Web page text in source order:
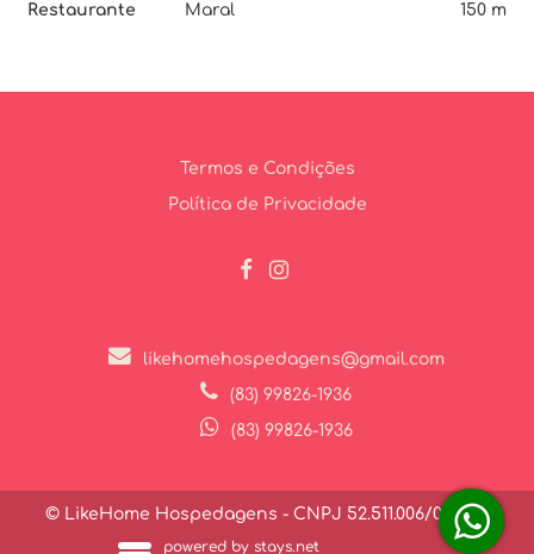
Restaurante Maral 150 m
Termos e Condições
Política de Privacidade
likehomehospedagens@gmail.com
(83) 99826-1936
(83) 99826-1936
© LikeHome Hospedagens - CNPJ 52.511.006/0001-27
powered by stays.net